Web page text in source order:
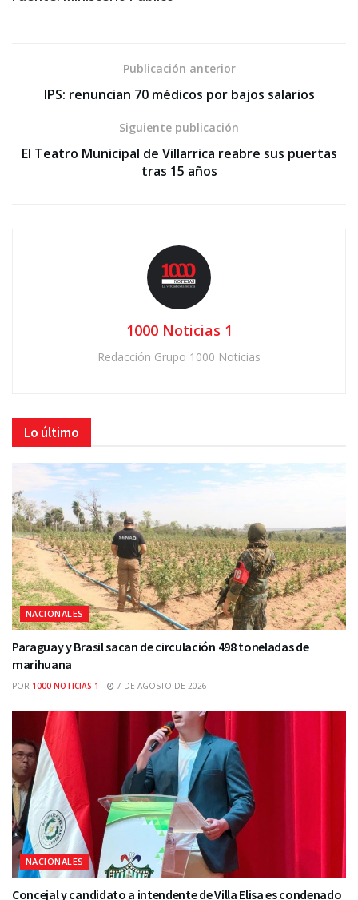
Publicación anterior
IPS: renuncian 70 médicos por bajos salarios
Siguiente publicación
El Teatro Municipal de Villarrica reabre sus puertas
tras 15 años
1000 Noticias 1
Redacción Grupo 1000 Noticias
Lo último
NACIONALES
Paraguay y Brasil sacan de circulación 498 toneladas de
marihuana
POR 1000 NOTICIAS 1 7 DE AGOSTO DE 2026
NACIONALES
Concejal y candidato a intendente de Villa Elisa es condenado